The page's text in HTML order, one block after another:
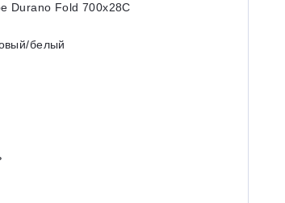
Durano Fold 700x28C
белый